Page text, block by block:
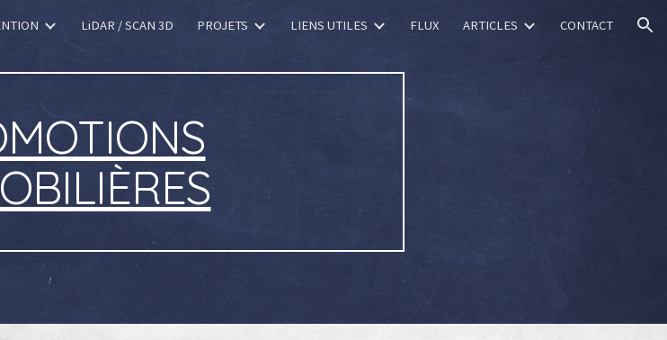
Skip to navigation
LiDAR / SCAN 3D PROJETS LIENS UTILES FLUX ARTICLES CONTACT